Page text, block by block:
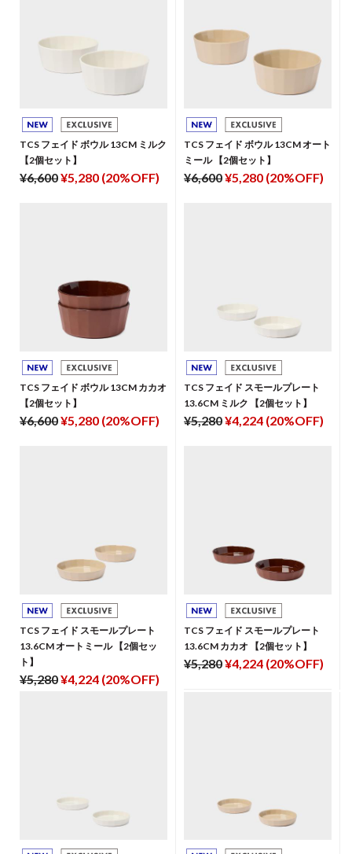
TCS フェイド ボウル 13CM ミルク
【2個セット】
¥6,600¥5,280 (20%OFF)
TCS フェイド ボウル 13CM オート
ミール 【2個セット】
¥6,600¥5,280 (20%OFF)
TCS フェイド ボウル 13CM カカオ
【2個セット】
¥6,600¥5,280 (20%OFF)
TCS フェイド スモールプレート
13.6CM ミルク 【2個セット】
¥5,280¥4,224 (20%OFF)
TCS フェイド スモールプレート
13.6CM オートミール 【2個セッ
ト】
¥5,280¥4,224 (20%OFF)
TCS フェイド スモールプレート
13.6CM カカオ 【2個セット】
¥5,280¥4,224 (20%OFF)